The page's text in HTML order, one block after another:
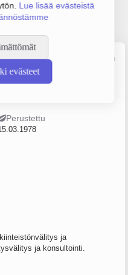
Lue lisää evästeistä
evästeet
Päättäjätiedot
Lähde: YTJ, PRH, Traficom
Sijainti
Perustettu
ja
ja konsultointi.